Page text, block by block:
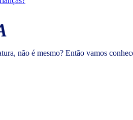
não é mesmo? Então vamos